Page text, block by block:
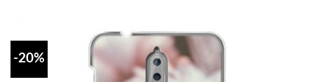
-20%